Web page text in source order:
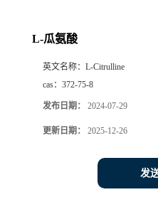
L-瓜氨酸
英文名称： L-Citrulline
cas： 372-75-8
发布日期： 2024-07-29
更新日期： 2025-12-26
发